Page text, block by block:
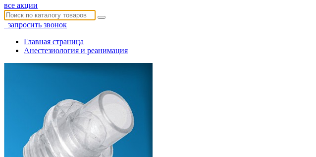
все акции
запросить звонок
Главная страница
Анестезиология и реанимация